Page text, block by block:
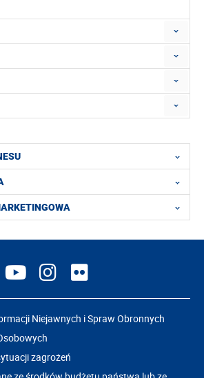
Niejawnych i Spraw Obronnych
zagrożeń